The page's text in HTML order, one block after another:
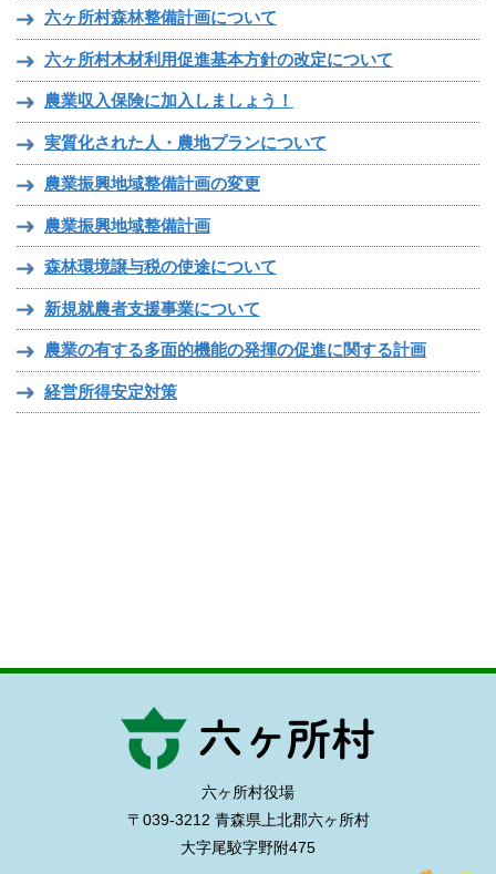
六ヶ所村森林整備計画について
六ヶ所村木材利用促進基本方針の改定について
農業収入保険に加入しましょう！
実質化された人・農地プランについて
農業振興地域整備計画の変更
農業振興地域整備計画
森林環境譲与税の使途について
新規就農者支援事業について
農業の有する多面的機能の発揮の促進に関する計画
経営所得安定対策
六ヶ所村役場
〒039-3212 青森県上北郡六ヶ所村
大字尾駮字野附475